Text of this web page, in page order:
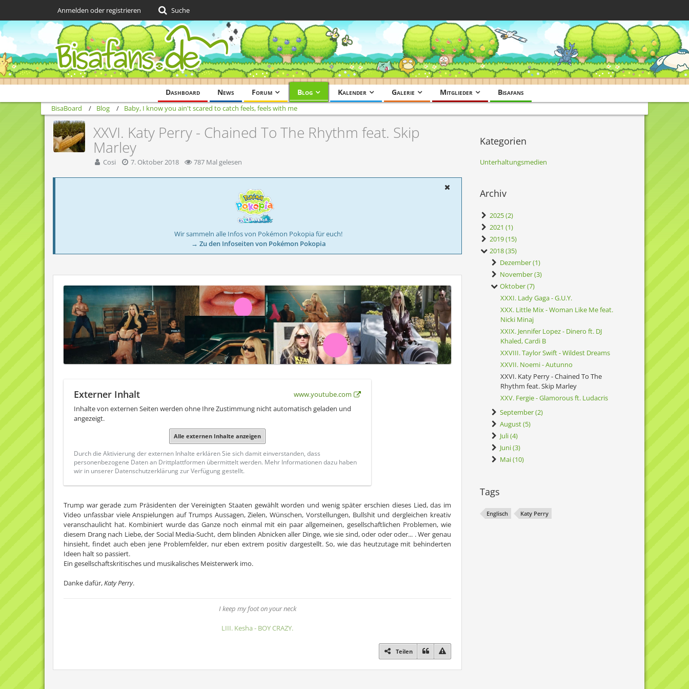
Dashboard News Forum Blog Kalender Galerie Mitglieder Bisafans
Anmelden oder registrieren Suche
BisaBoard Blog Baby, I know you ain't scared to catch feels, feels with me
XXVI. Katy Perry - Chained To The Rhythm feat. Skip
Marley
Cosi 7. Oktober 2018 787 Mal gelesen
Wir sammeln alle Infos von Pokémon Pokopia für euch!
→ Zu den Infoseiten von Pokémon Pokopia
Externer Inhalt
www.youtube.com
Inhalte von externen Seiten werden ohne Ihre Zustimmung nicht automatisch geladen und
angezeigt.
Alle externen Inhalte anzeigen
Durch die Aktivierung der externen Inhalte erklären Sie sich damit einverstanden, dass
personenbezogene Daten an Drittplattformen übermittelt werden. Mehr Informationen dazu haben
wir in unserer Datenschutzerklärung zur Verfügung gestellt.
Trump war gerade zum Präsidenten der Vereinigten Staaten gewählt worden und wenig später erschien dieses Lied, das im
Video unfassbar viele Anspielungen auf Trumps Aussagen, Zielen, Wünschen, Vorstellungen, Bullshit und dergleichen kreativ
veranschaulicht hat. Kombiniert wurde das Ganze noch einmal mit ein paar allgemeinen, gesellschaftlichen Problemen, wie
diesem Drang nach Liebe, der Social Media-Sucht, dem blinden Abnicken aller Dinge, wie sie sind, oder oder oder... . Wer genau
hinsieht, findet auch eben jene Problemfelder, nur eben extrem positiv dargestellt. So, wie das heutzutage mit behinderten
Ideen halt so passiert.
Ein gesellschaftskritisches und musikalisches Meisterwerk imo.
Danke dafür,Katy Perry.
I keep my foot on your neck
LIII. Kesha - BOY CRAZY.
Teilen
Kategorien
Unterhaltungsmedien
Archiv
2025 (2)
2021 (1)
2019 (15)
2018 (35)
Dezember (1)
November (3)
Oktober (7)
XXXI. Lady Gaga - G.U.Y.
XXX. Little Mix - Woman Like Me feat.
Nicki Minaj
XXIX. Jennifer Lopez - Dinero ft. DJ
Khaled, Cardi B
XXVIII. Taylor Swift - Wildest Dreams
XXVII. Noemi - Autunno
XXVI. Katy Perry - Chained To The
Rhythm feat. Skip Marley
XXV. Fergie - Glamorous ft. Ludacris
September (2)
August (5)
Juli (4)
Juni (3)
Mai (10)
Tags
Englisch Katy Perry